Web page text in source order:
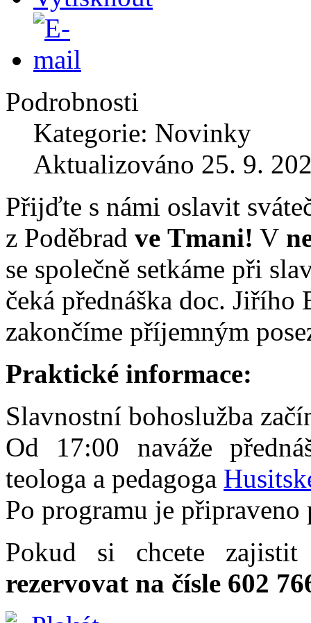
Podrobnosti
Kategorie: Novinky
Aktualizováno 25. 9.
Přijďte s námi oslavit
z Poděbrad ve Tmani! V
se společně setkáme při
čeká přednáška doc. Jiřího
zakončíme příjemným
Praktické informace:
Slavnostní bohoslužba
Od 17:00 naváže
teologa a pedagoga
Po programu je připraveno
Pokud si chcete
rezervovat na čísle 602